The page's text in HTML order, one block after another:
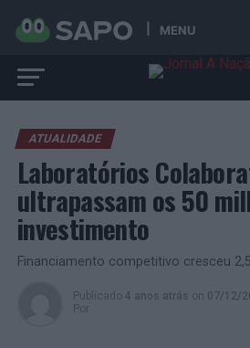
MENU
ATUALIDADE
Laboratórios
ultrapassam os 50
investimento
Financiamento competitivo cresceu
Publicado 4 anos atrás on 07/12/
Por